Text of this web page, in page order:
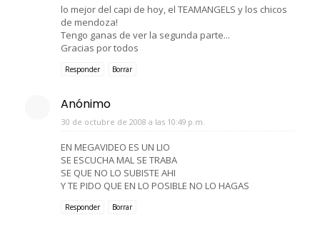
lo mejor del capi de hoy, el TEAMANGELS y los chicos
de mendoza!
Tengo ganas de ver la segunda parte...
Gracias por todos
Responder Borrar
Anónimo
30 de octubre de 2008 a las 10:49 p.m.
EN MEGAVIDEO ES UN LIO
SE ESCUCHA MAL SE TRABA
SE QUE NO LO SUBISTE AHI
Y TE PIDO QUE EN LO POSIBLE NO LO HAGAS
Responder Borrar